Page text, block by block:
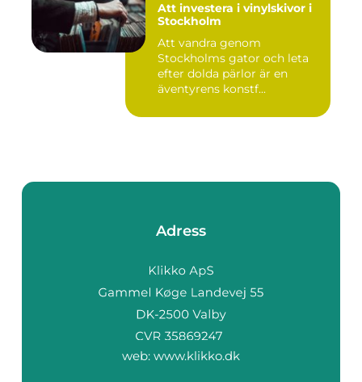
Att investera i vinylskivor i
Stockholm
Att vandra genom
Stockholms gator och leta
efter dolda pärlor är en
äventyrens konstf...
Adress
web: www.klikko.dk